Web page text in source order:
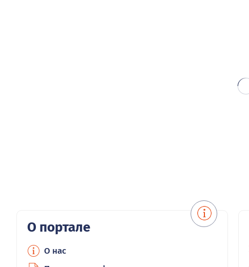
О портале
О нас